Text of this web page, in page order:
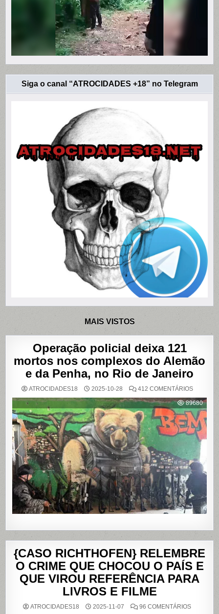
Siga o canal “ATROCIDADES +18” no Telegram
MAIS VISTOS
Operação policial deixa 121
mortos nos complexos do Alemão
e da Penha, no Rio de Janeiro
ATROCIDADES18 2025-10-28 412 COMENTÁRIOSEM
POLICIAL
DEIXA
121
MORTOS
NOS
DO
ALEMÃO
PENHA,
NO
RIO
89680
{CASO RICHTHOFEN} RELEMBRE
O CRIME QUE CHOCOU O PAÍS E
QUE VIROU REFERÊNCIA PARA
LIVROS E FILME
ATROCIDADES18 2025-11-07 96 COMENTÁRIOSEM